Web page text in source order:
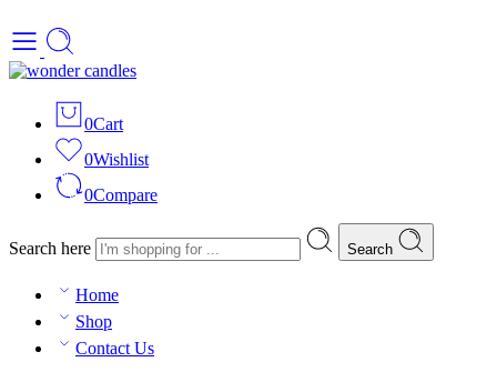
0Cart
0Wishlist
0Compare
Search here Search
Home
Shop
Contact Us